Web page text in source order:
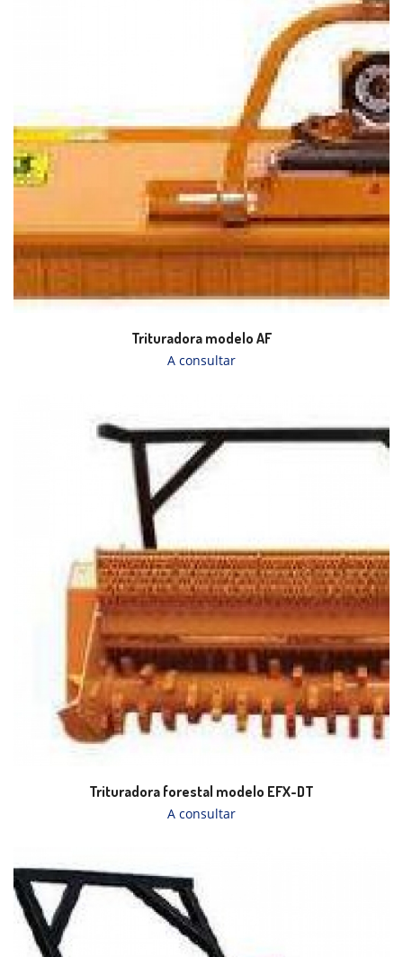
Trituradora modelo AF
A consultar
Trituradora forestal modelo EFX-DT
A consultar